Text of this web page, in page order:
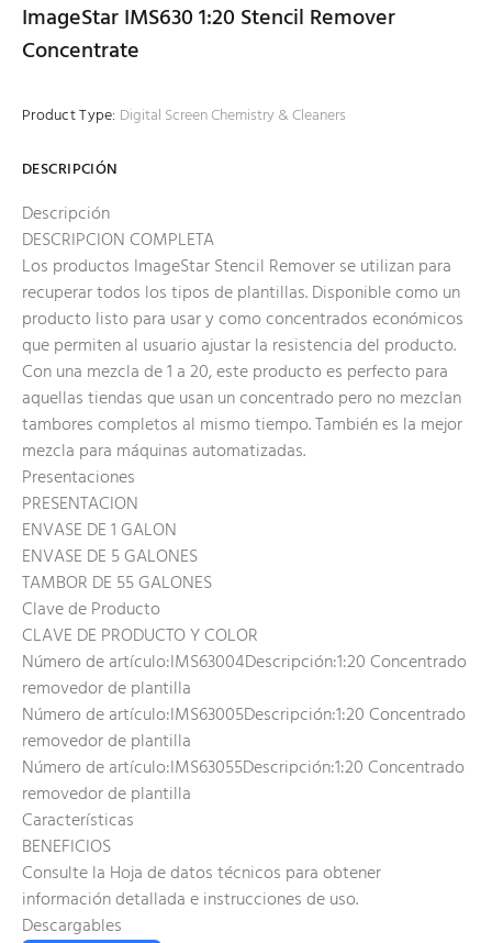
ImageStar IMS630 1:20 Stencil Remover
Concentrate
Product Type: Digital Screen Chemistry & Cleaners
DESCRIPCIÓN
Descripción
DESCRIPCION COMPLETA
Los productos ImageStar Stencil Remover se utilizan para
recuperar todos los tipos de plantillas. Disponible como un
producto listo para usar y como concentrados económicos
que permiten al usuario ajustar la resistencia del producto.
Con una mezcla de 1 a 20, este producto es perfecto para
aquellas tiendas que usan un concentrado pero no mezclan
tambores completos al mismo tiempo. También es la mejor
mezcla para máquinas automatizadas.
Presentaciones
PRESENTACION
ENVASE DE 1 GALON
ENVASE DE 5 GALONES
TAMBOR DE 55 GALONES
Clave de Producto
CLAVE DE PRODUCTO Y COLOR
Número de artículo:IMS63004Descripción:1:20 Concentrado
removedor de plantilla
Número de artículo:IMS63005Descripción:1:20 Concentrado
removedor de plantilla
Número de artículo:IMS63055Descripción:1:20 Concentrado
removedor de plantilla
Características
BENEFICIOS
Consulte la Hoja de datos técnicos para obtener
información detallada e instrucciones de uso.
Descargables